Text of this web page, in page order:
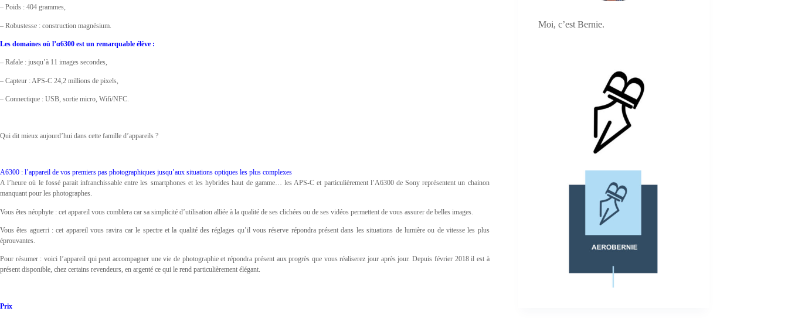
– Poids : 404 grammes,
– Robustesse : construction magnésium.
Les domaines où l’α6300 est un remarquable élève :
– Rafale : jusqu’à 11 images secondes,
– Capteur : APS-C 24,2 millions de pixels,
– Connectique : USB, sortie micro, Wifi/NFC.
Qui dit mieux aujourd’hui dans cette famille d’appareils ?
A6300 : l’appareil de vos premiers pas photographiques jusqu’aux situations optiques les plus complexes
A l’heure où le fossé parait infranchissable entre les smartphones et les hybrides haut de gamme… les APS-C et particulièrement l’A6300 de Sony représentent un chainon
manquant pour les photographes.
Vous êtes néophyte : cet appareil vous comblera car sa simplicité d’utilisation alliée à la qualité de ses clichées ou de ses vidéos permettent de vous assurer de belles images.
Vous êtes aguerri : cet appareil vous ravira car le spectre et la qualité des réglages qu’il vous réserve répondra présent dans les situations de lumière ou de vitesse les plus
éprouvantes.
Pour résumer : voici l’appareil qui peut accompagner une vie de photographie et répondra présent aux progrès que vous réaliserez jour après jour. Depuis février 2018 il est à
présent disponible, chez certains revendeurs, en argenté ce qui le rend particulièrement élégant.
Prix
Moi, c’est Bernie.